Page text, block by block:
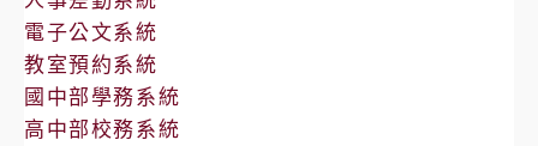
電子公文系統
教室預約系統
國中部學務系統
高中部校務系統